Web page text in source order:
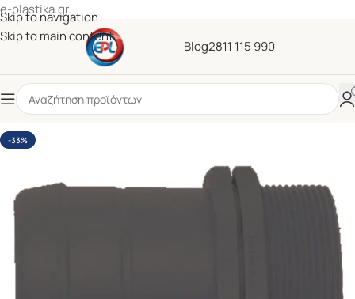
e-plastika.gr
Skip to navigation
Skip to main content
Blog2811 115 990
-33%